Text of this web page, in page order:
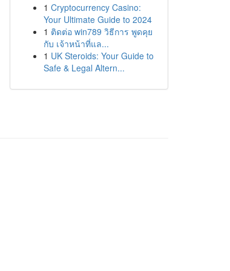
1 Cryptocurrency Casino:
Your Ultimate Guide to 2024
1 ติดต่อ win789 วิธีการ พูดคุย
กับ เจ้าหน้าที่แล...
1 UK Steroids: Your Guide to
Safe & Legal Altern...